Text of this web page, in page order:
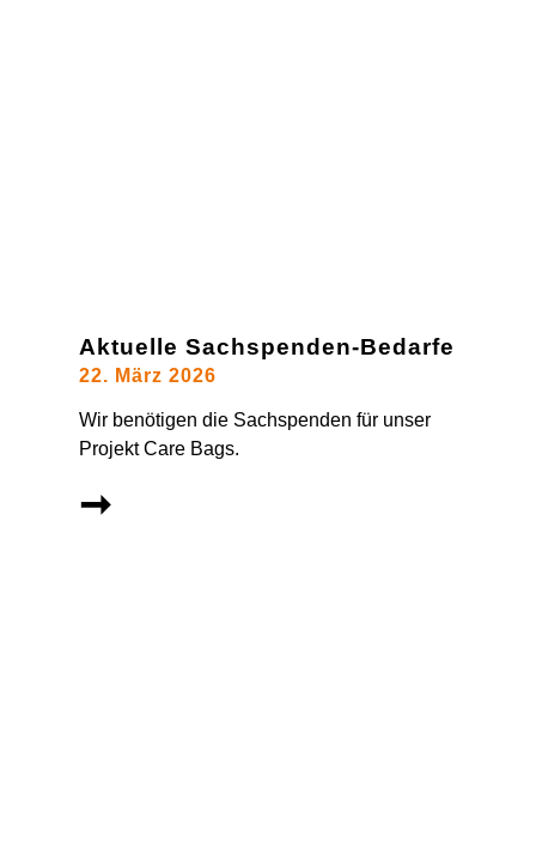
Aktuelle Sachspenden-Bedarfe
22. März 2026
Wir benötigen die Sachspenden für unser
Projekt Care Bags.
➞